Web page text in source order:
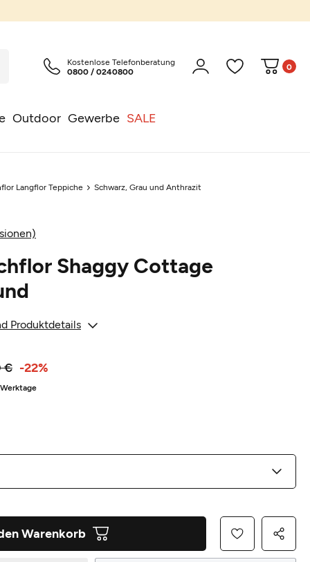
Outdoor Gewerbe SALE
Kostenlose Telefonberatung
0800 / 0240800
0
Langflor Teppiche Schwarz, Grau und Anthrazit
Shaggy Cottage
Produktdetails
€ -22%
Warenkorb